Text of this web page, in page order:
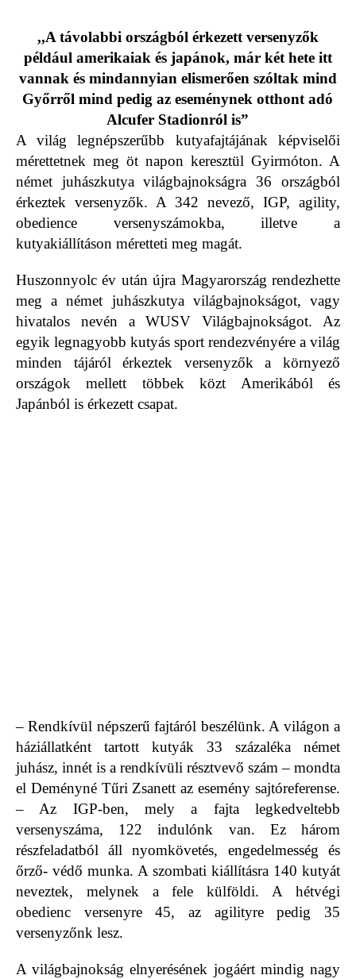
,,A távolabbi országból érkezett versenyzők
például amerikaiak és japánok, már két hete itt
vannak és mindannyian elismerően szóltak mind
Győrről mind pedig az eseménynek otthont adó
Alcufer Stadionról is”
A világ legnépszerűbb kutyafajtájának képviselői
mérettetnek meg öt napon keresztül Gyirmóton. A
német juhászkutya világbajnokságra 36 országból
érkeztek versenyzők. A 342 nevező, IGP, agility,
obedience versenyszámokba, illetve a
kutyakiállításon méretteti meg magát.
Huszonnyolc év után újra Magyarország rendezhette
meg a német juhászkutya világbajnokságot, vagy
hivatalos nevén a WUSV Világbajnokságot. Az
egyik legnagyobb kutyás sport rendezvényére a világ
minden tájáról érkeztek versenyzők a környező
országok mellett többek közt Amerikából és
Japánból is érkezett csapat.
– Rendkívül népszerű fajtáról beszélünk. A világon a
háziállatként tartott kutyák 33 százaléka német
juhász, innét is a rendkívüli résztvevő szám – mondta
el Deményné Tűri Zsanett az esemény sajtóreferense.
– Az IGP-ben, mely a fajta legkedveltebb
versenyszáma, 122 indulónk van. Ez három
részfeladatból áll nyomkövetés, engedelmesség és
őrző- védő munka. A szombati kiállításra 140 kutyát
neveztek, melynek a fele külföldi. A hétvégi
obedienc versenyre 45, az agilityre pedig 35
versenyzőnk lesz.
A világbajnokság elnyerésének jogáért mindig nagy